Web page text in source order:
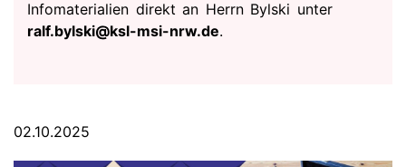
Infomaterialien direkt an Herrn Bylski unter
ralf.bylski@ksl-msi-nrw.de.
02.10.2025